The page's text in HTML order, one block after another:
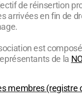
de réinsertion
arrivées en fin de
est
de la
membres (registre